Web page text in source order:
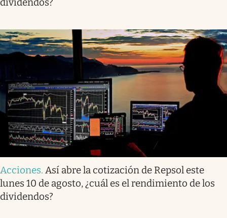
Acciones. Así abre la cotización de Repsol este
lunes 10 de agosto, ¿cuál es el rendimiento de los
dividendos?